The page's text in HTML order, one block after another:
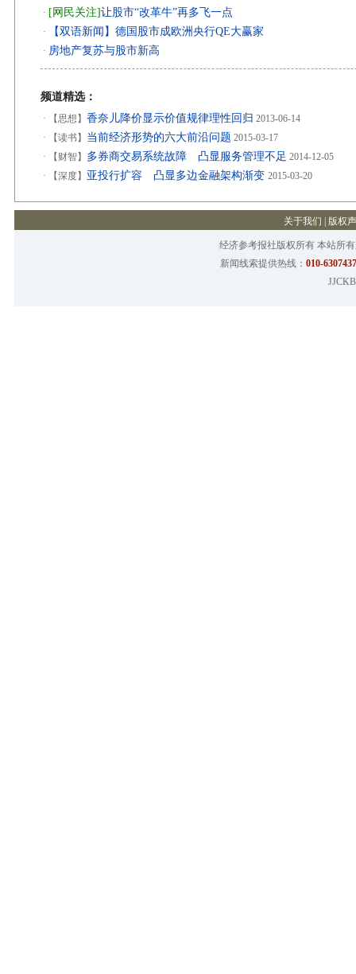
· [网民关注]让股市“改革牛”再多飞一点
· 【双语新闻】德国股市成欧洲央行QE大赢家
· 房地产复苏与股市新高
频道精选：
· 【思想】 香奈儿降价显示价值规律理性回归 2013-06-14
·
【读书】 当前经济形势的六大前沿问题 2015-03-17
·
【财智】 多券商交易系统故障 凸显服务管理不足 2014-12-05
·
【深度】 亚投行扩容 凸显多边金融架构渐变 2015-03-20
关于我们 版权
经济参考报社版权所有 本站所
新闻线索提供热线： 010-